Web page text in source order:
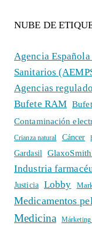
NUBE DE
Agencia
Sanitarios
Agencias
Bufete RAM
Contaminación
Crianza natural Cáncer
Gardasil
Industria
Justicia
Lobby
Medicamentos
Medicina Márketing